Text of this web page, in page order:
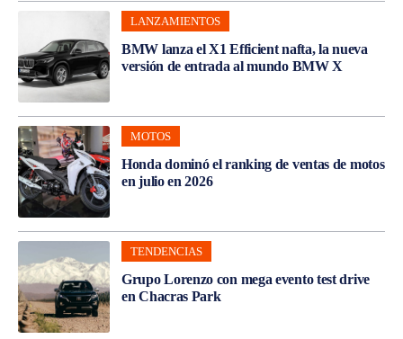
LANZAMIENTOS
BMW lanza el X1 Efficient nafta, la nueva
versión de entrada al mundo BMW X
MOTOS
Honda dominó el ranking de ventas de motos
en julio en 2026
TENDENCIAS
Grupo Lorenzo con mega evento test drive
en Chacras Park